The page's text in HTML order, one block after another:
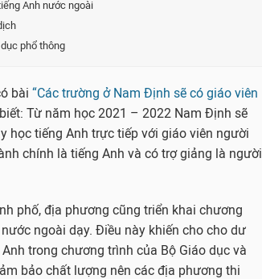
Anh nước ngoài
phổ thông
bài “Các trường ở Nam Định sẽ có giáo viên
Từ năm học 2021 – 2022 Nam Định sẽ
học tiếng Anh trực tiếp với giáo viên người
chính là tiếng Anh và có trợ giảng là người
phố, địa phương cũng triển khai chương
ngoài dạy. Điều này khiến cho cho dư
trong chương trình của Bộ Giáo dục và
bảo chất lượng nên các địa phương thi